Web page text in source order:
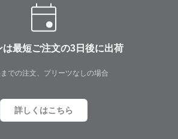
は最短ご注文の3日後に出荷
での注文、プリーツなしの場合
詳しくはこちら